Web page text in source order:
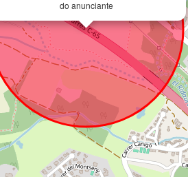
do anunciante